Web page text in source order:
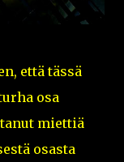
että tässä
osa
miettiä
osasta